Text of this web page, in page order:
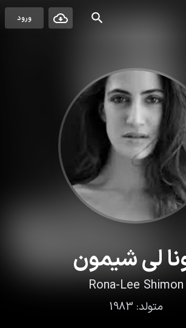
ورود
لی شیمون
Rona-Lee Shimon
متولد: 1983